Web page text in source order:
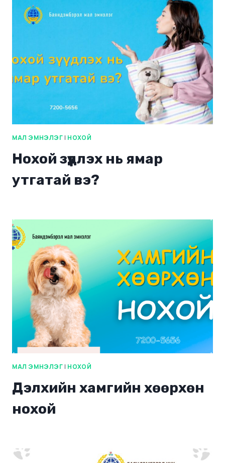
МАЛ ЭМНЭЛЭГ | НОХОЙ
Нохой зүүдлэх нь ямар
утгатай вэ?
МАЛ ЭМНЭЛЭГ | НОХОЙ
Дэлхийн хамгийн хөөрхөн
нохой